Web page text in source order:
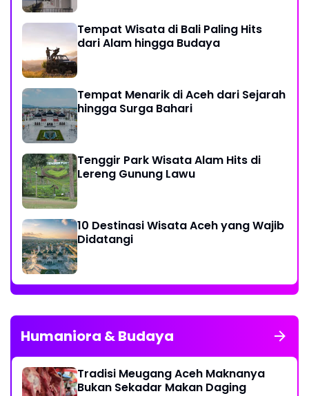
Tempat Wisata di Bali Paling Hits
dari Alam hingga Budaya
Tempat Menarik di Aceh dari Sejarah
hingga Surga Bahari
Tenggir Park Wisata Alam Hits di
Lereng Gunung Lawu
10 Destinasi Wisata Aceh yang Wajib
Didatangi
Humaniora & Budaya
Tradisi Meugang Aceh Maknanya
Bukan Sekadar Makan Daging